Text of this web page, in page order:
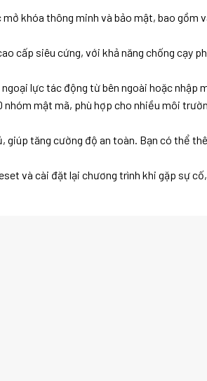
khóa thông minh và bảo mật, bao gồm
siêu cứng, với khả năng chống cạy
lực tác động từ bên ngoài hoặc nhập
mật mã, phù hợp cho nhiều môi
tăng cường độ an toàn. Bạn có thể
và cài đặt lại chương trình khi gặp sự